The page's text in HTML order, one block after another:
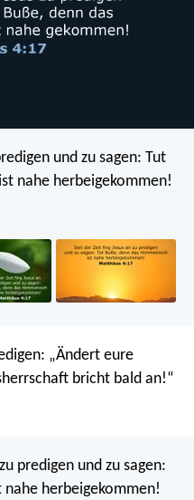
und zu sagen: Tut
nahe herbeigekommen!
„Ändert eure
bricht bald an!“
predigen und zu sagen:
herbeigekommen!